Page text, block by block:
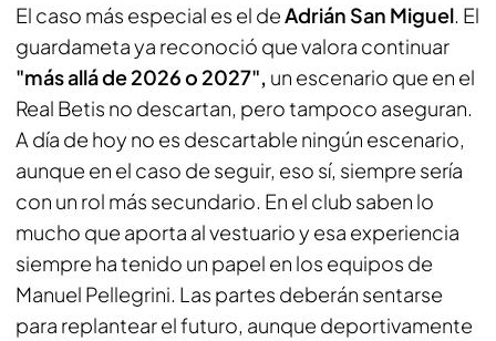
El caso más especial es el deAdrián San Miguel. El
guardameta ya reconoció que valora continuar
"más allá de 2026 o 2027", un escenario que en el
Real Betis no descartan, pero tampoco aseguran.
A día de hoy no es descartable ningún escenario,
aunque en el caso de seguir, eso sí, siempre sería
con un rol más secundario. En el club saben lo
mucho que aporta al vestuario y esa experiencia
siempre ha tenido un papel en los equipos de
Manuel Pellegrini. Las partes deberán sentarse
para replantear el futuro, aunque deportivamente